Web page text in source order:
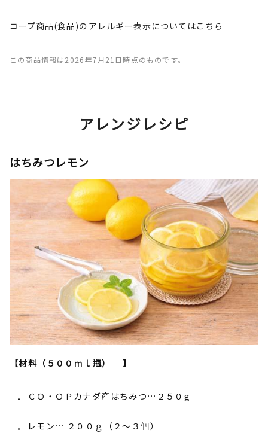
コープ商品(食品)のアレルギー表示についてはこちら
この商品情報は2026年7月21日時点のものです。
アレンジレシピ
はちみつレモン
【材料（５００ｍｌ瓶） 】
ＣＯ・ＯＰカナダ産はちみつ…２５０g
レモン… ２００ｇ（２～３個）